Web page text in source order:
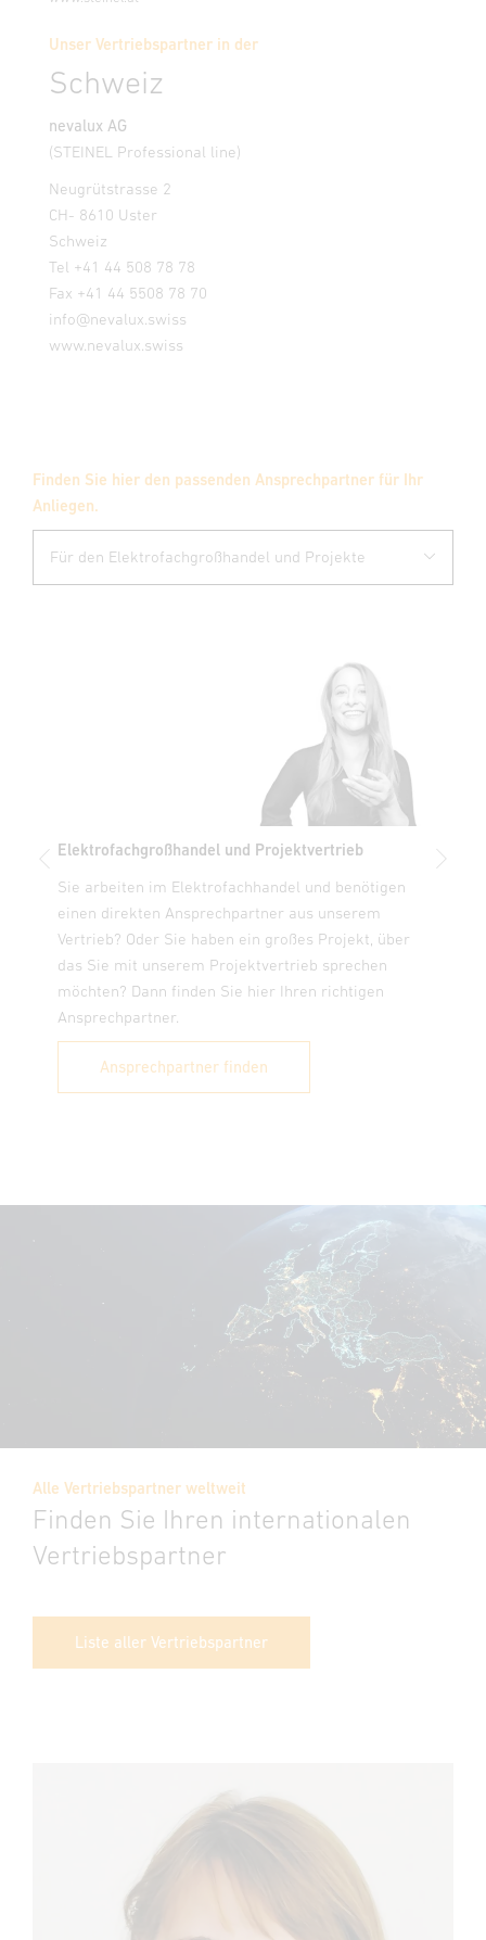
Unser Vertriebspartner in der
Schweiz
nevalux AG
(STEINEL Professional line)
Neugrütstrasse 2
CH- 8610 Uster
Schweiz
Tel +41 44 508 78 78
Fax +41 44 5508 78 70
info@nevalux.swiss
www.nevalux.swiss
Finden Sie hier den passenden Ansprechpartner für Ihr
Anliegen.
Für den Elektrofachgroßhandel und Projekte
Elektrofachgroßhandel und Projektvertrieb
Sie arbeiten im Elektrofachhandel und benötigen
einen direkten Ansprechpartner aus unserem
Vertrieb? Oder Sie haben ein großes Projekt, über
das Sie mit unserem Projektvertrieb sprechen
möchten? Dann finden Sie hier Ihren richtigen
Ansprechpartner.
Ansprechpartner finden
Alle Vertriebspartner weltweit
Finden Sie Ihren internationalen
Vertriebspartner
Liste aller Vertriebspartner